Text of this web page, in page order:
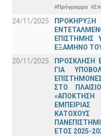
#Πρόγραμμα
24/11/2025
ΕΠΙΣΤΗΜΗΣ
ΕΞΑΜΗΝΟ
20/11/2025
ΠΡΟΣΚΛΗΣΗ
ΓΙΑ
ΣΤΟ
«ΑΠΟΚΤΗΣΗ
ΕΤΟΣ 2025-